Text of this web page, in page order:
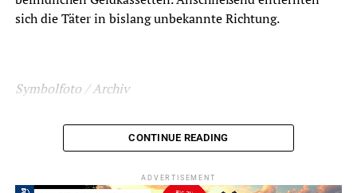
sich die Täter in bislang unbekannte Richtung.
Symbolfoto / Archiv
ADVERTISEMENT
CONTINUE READING
ADVERTISEMENT